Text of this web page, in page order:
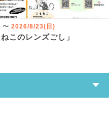
〜 2026/8/23(日)
このレンズごし」